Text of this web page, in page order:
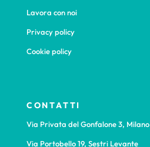
Lavora con noi
Privacy policy
Cookie policy
CONTATTI
Via Privata del Gonfalone 3, Milano
Via Portobello 19, Sestri Levante